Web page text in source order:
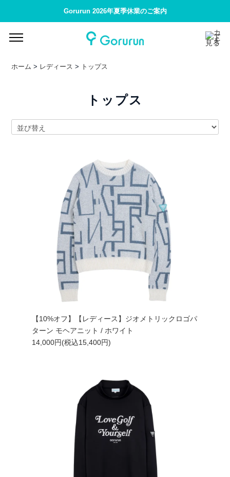
Gorurun 2026年夏季休業のご案内
ホーム > レディース > トップス
トップス
【10%オフ】【レディース】ジオメトリックロゴパ
ターン モヘアニット / ホワイト
14,000円(税込15,400円)